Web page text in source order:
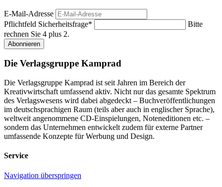
E-Mail-Adresse
Pflichtfeld Sicherheitsfrage*
Bitte
rechnen Sie 4 plus 2.
Abonnieren
Die Verlagsgruppe Kamprad
Die Verlagsgruppe Kamprad ist seit Jahren im Bereich der
Kreativwirtschaft umfassend aktiv. Nicht nur das gesamte Spektrum
des Verlagswesens wird dabei abgedeckt – Buchveröffentlichungen
im deutschsprachigen Raum (teils aber auch in englischer Sprache),
weltweit angenommene CD-Einspielungen, Noteneditionen etc. –
sondern das Unternehmen entwickelt zudem für externe Partner
umfassende Konzepte für Werbung und Design.
Service
Navigation überspringen